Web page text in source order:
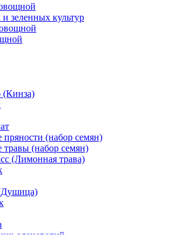
зеленных культур
(Кинза)
(набор семян)
(набор семян)
(Лимонная трава)
оленерогий